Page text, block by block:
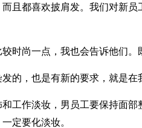
且都喜欢披肩发。我们对新
时尚一点，我也会告诉他们
发的，也是有新的要求，就是
工作淡妆，男员工要保持面
定要化淡妆。